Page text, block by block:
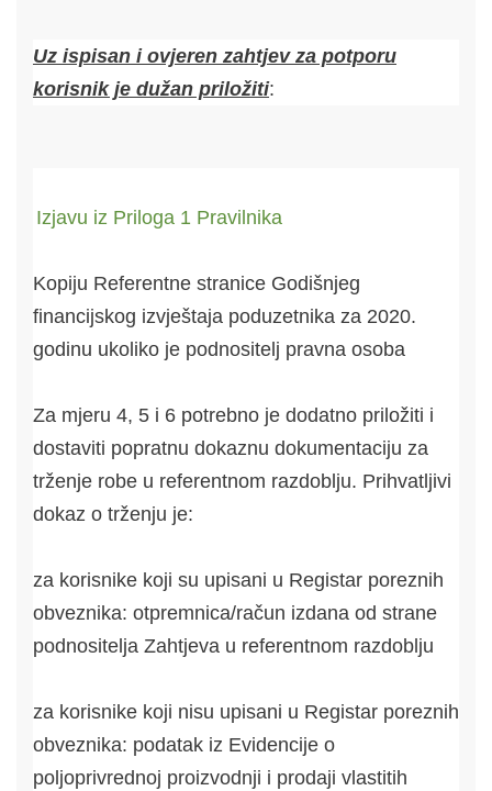
Uz ispisan i ovjeren zahtjev za potporu
korisnik je dužan priložiti:
Izjavu iz Priloga 1 Pravilnika
Kopiju Referentne stranice Godišnjeg
financijskog izvještaja poduzetnika za 2020.
godinu ukoliko je podnositelj pravna osoba
Za mjeru 4, 5 i 6 potrebno je dodatno priložiti i
dostaviti popratnu dokaznu dokumentaciju za
trženje robe u referentnom razdoblju. Prihvatljivi
dokaz o trženju je:
za korisnike koji su upisani u Registar poreznih
obveznika: otpremnica/račun izdana od strane
podnositelja Zahtjeva u referentnom razdoblju
za korisnike koji nisu upisani u Registar poreznih
obveznika: podatak iz Evidencije o
poljoprivrednoj proizvodnji i prodaji vlastitih